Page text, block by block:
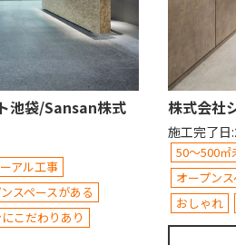
池袋/Sansan株式
アル工事
スペースがある
こだわりあり
株式会社
施工完了日:
50～500㎡
オープン
おしゃれ